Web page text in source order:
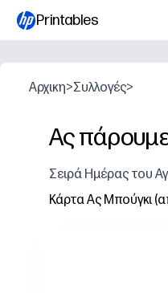
Printables
Αρχικη>Συλλογές>
Ας
Σειρά Ημέρας του
Κάρτα Ας Μπούγκι